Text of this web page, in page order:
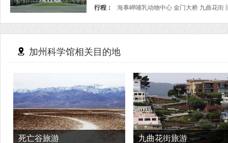
行程：
加州科学馆相关目的地
死亡谷旅游 九曲花街旅游